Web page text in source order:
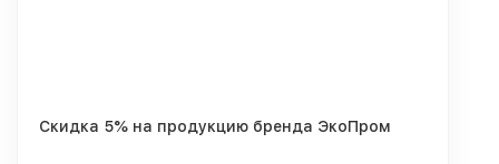
Скидка 5% на продукцию бренда ЭкоПром